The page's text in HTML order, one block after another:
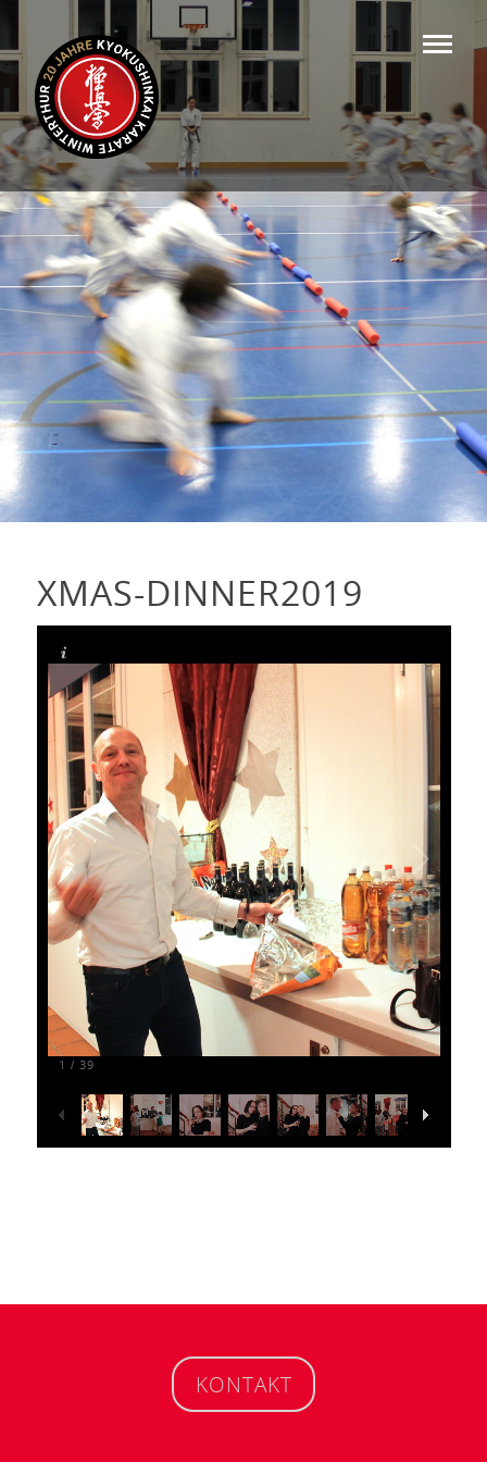
XMAS-DINNER2019
1 / 39
KONTAKT